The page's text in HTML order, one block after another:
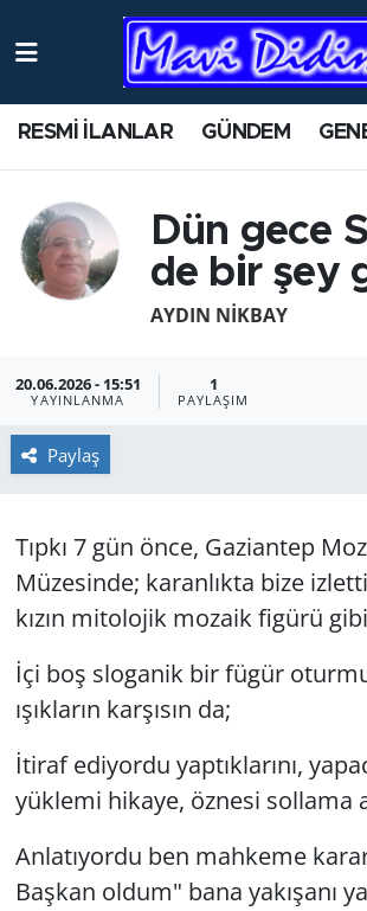
RESMİ İLANLAR GÜNDEM
Dün gece
de bir şey
AYDIN NİKBAY
20.06.2026 - 15:51
YAYINLANMA
1
PAYLAŞIM
Paylaş
Tıpkı 7 gün önce, Gaziantep
Müzesinde; karanlıkta bize
kızın mitolojik mozaik figürü
İçi boş sloganik bir fügür
ışıkların karşısın da;
İtiraf ediyordu yaptıklarını,
yüklemi hikaye, öznesi sollama
Anlatıyordu ben mahkeme
Başkan oldum" bana yakışanı
ANTİK YERLER
AYDIN
BİLİM VE TEKNOLOJİ
EĞİTİM
EKONOMİ
GÜNDEM
HABERDE İNSAN
KÜLTÜR SANAT
MAGAZİN
POLİTİKA
RESMİ İLANLAR
Nöbetçi Eczaneler
Namaz Vakitleri
Trafik Durumu
Süper Lig Puan Durumu ve
Tüm Manşetler
Son Dakika Haberleri